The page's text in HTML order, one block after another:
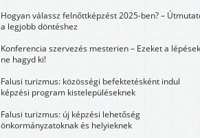
Hogyan válassz felnőttképzést 2025-ben? –
a legjobb döntéshez
Konferencia szervezés mesterien – Ezeket a
ne hagyd ki!
Falusi turizmus: közösségi befektetésként indul
képzési program kistelepüléseknek
Falusi turizmus: új képzési lehetőség
önkormányzatoknak és helyieknek